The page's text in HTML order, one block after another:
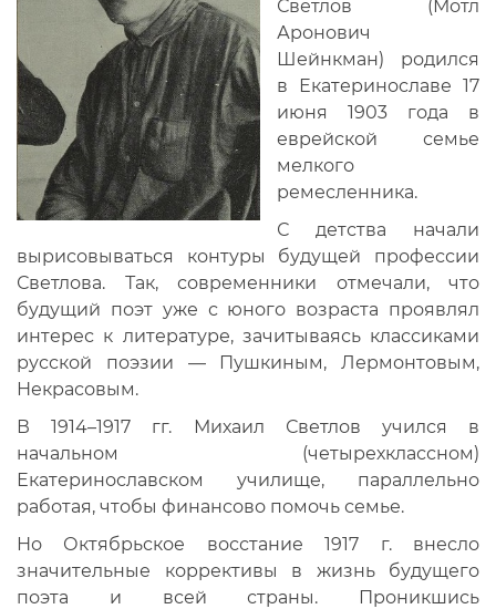
Светлов (Мотл
Аронович
Шейнкман) родился
в Екатеринославе 17
июня 1903 года в
еврейской семье
мелкого
ремесленника.
С детства начали
вырисовываться контуры будущей профессии
Светлова. Так, современники отмечали, что
будущий поэт уже с юного возраста проявлял
интерес к литературе, зачитываясь классиками
русской поэзии — Пушкиным, Лермонтовым,
Некрасовым.
В 1914–1917 гг. Михаил Светлов учился в
начальном (четырехклассном)
Екатеринославском училище, параллельно
работая, чтобы финансово помочь семье.
Но Октябрьское восстание 1917 г. внесло
значительные коррективы в жизнь будущего
поэта и всей страны. Проникшись